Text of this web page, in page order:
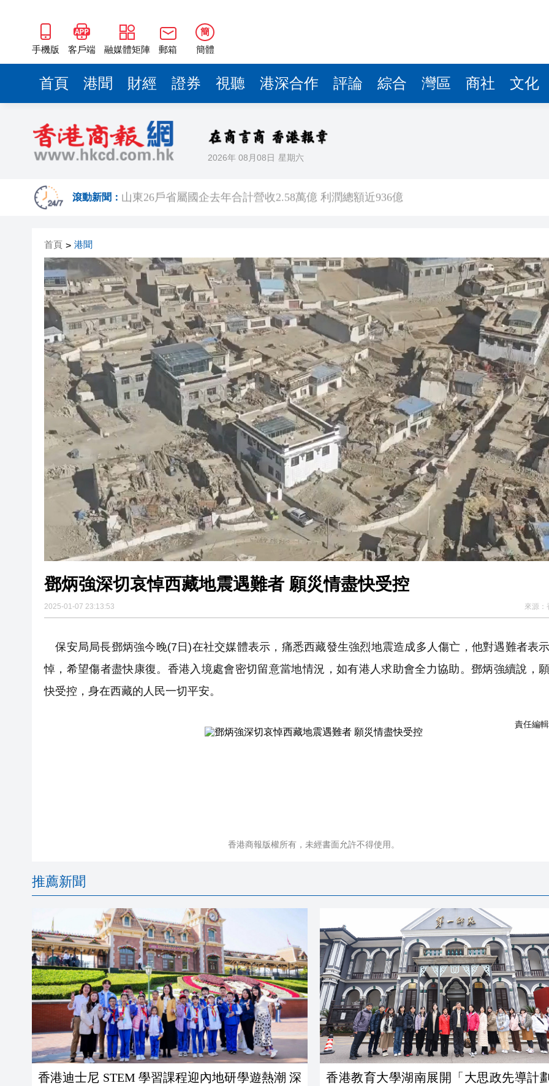
手機版 客戶端 融媒體矩陣 郵箱
簡
簡體
首頁 港聞 財經 證券 視聽 港深合作 評論 綜合 灣區 商社 文化
2026年 08月08日 星期六
滾動新聞：
閩粵贛三地漢樂藝術家齊聚深圳，共奏客家文化傳承新篇章
黎智英案｜吳良好：依法公正處理黎智英求情 罪證如山豈能妄想輕判
50餘位頂尖專家共話時代命題
梁振英率港區全國政協委員考察團來瓊考察
2025年海南儋州以舊換新帶動消費約18億元
瀋陽鐵西校園閱讀活動解鎖閱讀新玩法
50餘位頂尖專家共話時代命題
海南澄邁文儒煥新升級 五組數據見證文儒沉香從傳統邁向現代
梁振英率港區全國政協委員考察團來瓊考察
2025年海南儋州以舊換新帶動消費約18億元
山東26戶省屬國企去年合計營收2.58萬億 利潤總額近936億
瀋陽鐵西校園閱讀活動解鎖閱讀新玩法
閩粵贛三地漢樂藝術家齊聚深圳，共奏客家文化傳承新篇章
首頁 > 港聞
鄧炳強深切哀悼西藏地震遇難者 願災情盡快受控
2025-01-07 23:13:53 來源：
保安局局長鄧炳強今晚(7日)在社交媒體表示，痛悉西藏發生強烈地震造成多人傷亡，他對遇難者表
悼，希望傷者盡快康復。香港入境處會密切留意當地情況，如有港人求助會全力協助。鄧炳強續說，
快受控，身在西藏的人民一切平安。
責任編
香港商報版權所有，未經書面允許不得使用。
推薦新聞
香港迪士尼 STEM 學習課程迎內地研學遊熱潮 深
香港教育大學湖南展開「大思政先導計